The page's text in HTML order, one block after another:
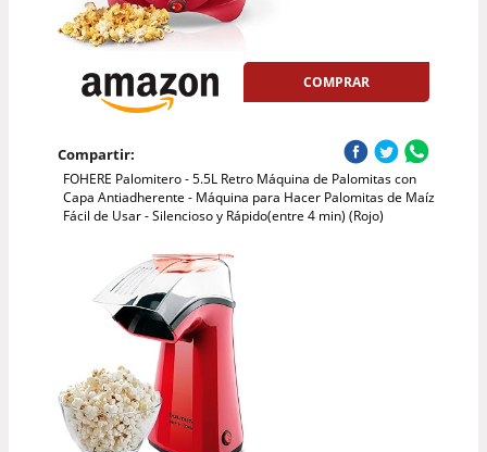
COMPRAR
Compartir:
FOHERE Palomitero - 5.5L Retro Máquina de Palomitas con
Capa Antiadherente - Máquina para Hacer Palomitas de Maíz
Fácil de Usar - Silencioso y Rápido(entre 4 min) (Rojo)